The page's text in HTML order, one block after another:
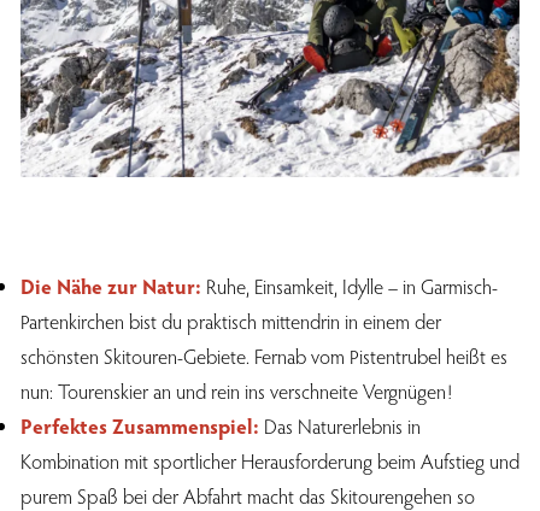
Die Nähe zur Natur: Ruhe, Einsamkeit, Idylle – in Garmisch-
Partenkirchen bist du praktisch mittendrin in einem der
schönsten Skitouren-Gebiete. Fernab vom Pistentrubel heißt es
nun: Tourenskier an und rein ins verschneite Vergnügen!
Perfektes Zusammenspiel: Das Naturerlebnis in
Kombination mit sportlicher Herausforderung beim Aufstieg und
purem Spaß bei der Abfahrt macht das Skitourengehen so